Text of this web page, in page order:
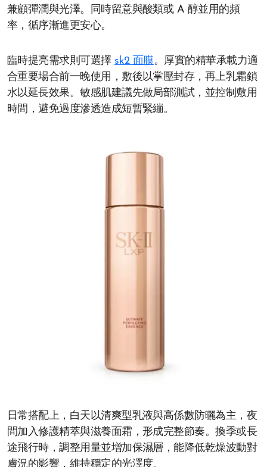
兼顧彈潤與光澤。同時留意與酸類或 A 醇並用的頻
率，循序漸進更安心。
臨時提亮需求則可選擇sk2 面膜。厚實的精華承載力適
合重要場合前一晚使用，敷後以掌壓封存，再上乳霜鎖
水以延長效果。敏感肌建議先做局部測試，並控制敷用
時間，避免過度滲透造成短暫緊繃。
日常搭配上，白天以清爽型乳液與高係數防曬為主，夜
間加入修護精萃與滋養面霜，形成完整節奏。換季或長
途飛行時，調整用量並增加保濕層，能降低乾燥波動對
膚況的影響，維持穩定的光澤度。